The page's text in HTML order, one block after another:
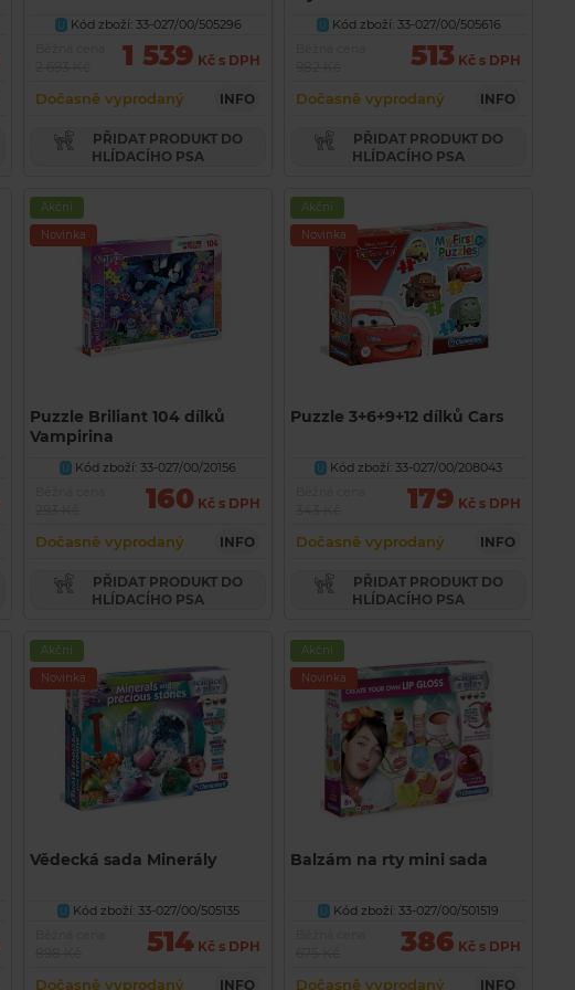
U Kód zboží: 33-027/00/505296
1 539 Kč s DPH
Dočasně vyprodaný INFO
HLÍDACÍHO PSA
U Kód zboží: 33-027/00/505616
513 Kč s DPH
Dočasně vyprodaný INFO
HLÍDACÍHO PSA
Akční
Novinka
Puzzle Briliant 104 dílků
Vampirina
U
Kód zboží: 33-027/00/20156
160 Kč s DPH
Dočasně vyprodaný INFO
HLÍDACÍHO PSA
Akční
Novinka
Puzzle 3+6+9+12 dílků Cars
U
Kód zboží: 33-027/00/208043
179 Kč s DPH
Dočasně vyprodaný INFO
HLÍDACÍHO PSA
Akční
Novinka
Vědecká sada Minerály
U Kód zboží: 33-027/00/505135
514 Kč s DPH
Dočasně vyprodaný INFO
Akční
Novinka
Balzám na rty mini sada
U
Kód zboží: 33-027/00/501519
386 Kč s DPH
Dočasně vyprodaný INFO